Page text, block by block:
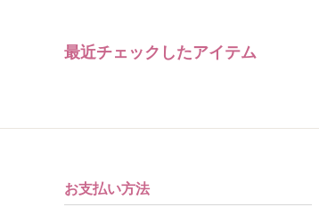
最近チェックしたアイテム
お支払い方法